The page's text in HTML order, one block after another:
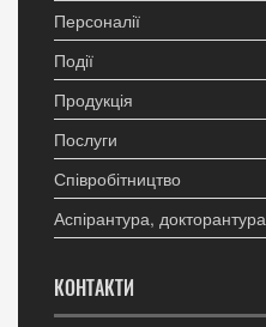
Персоналії
Події
Продукція
Послуги
Співробітництво
Аспірантура, докторантура
КОНТАКТИ